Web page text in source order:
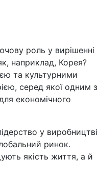
роль у вирішенні
наприклад, Корея?
та культурними
серед якої одним з
економічного
у виробництві
ринок.
якість життя, а й